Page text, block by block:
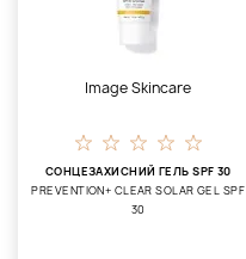
Image Skincare
СОНЦЕЗАХИСНИЙ ГЕЛЬ SPF 30
PREVENTION+ CLEAR SOLAR GEL SPF
30